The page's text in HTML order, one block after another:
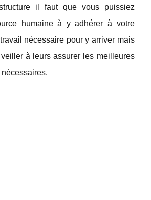
il faut que vous puissiez
humaine à y adhérer à votre
nécessaire pour y arriver mais
à leurs assurer les meilleures